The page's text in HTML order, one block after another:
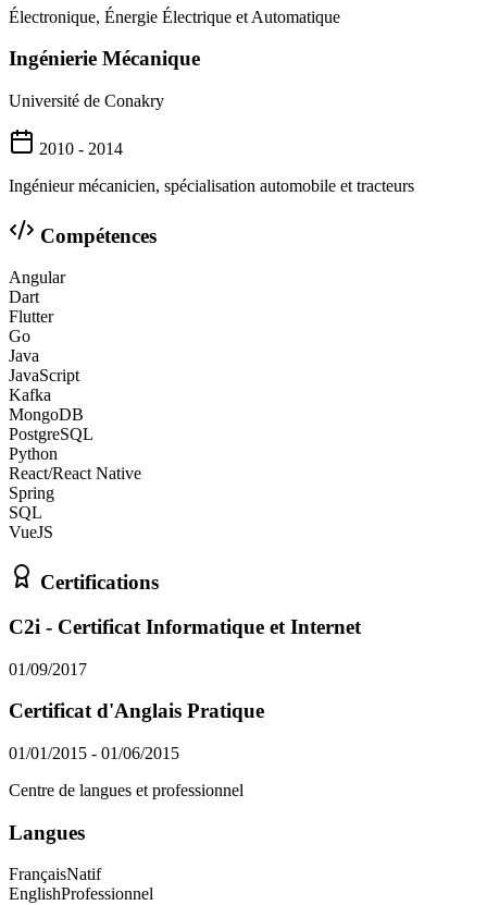
Électronique, Énergie Électrique et Automatique
Ingénierie Mécanique
Université de Conakry
2010 - 2014
Ingénieur mécanicien, spécialisation automobile et tracteurs
Compétences
Angular
Dart
Flutter
Go
Java
JavaScript
Kafka
MongoDB
PostgreSQL
Python
React/React Native
Spring
SQL
VueJS
Certifications
C2i - Certificat Informatique et Internet
01/09/2017
Certificat d'Anglais Pratique
01/01/2015 - 01/06/2015
Centre de langues et professionnel
Langues
FrançaisNatif
EnglishProfessionnel